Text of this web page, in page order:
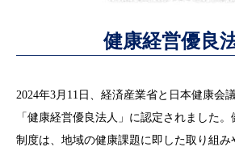
健康経営優良
2024年3月11日、経済産業省と日本健康会
「健康経営優良法人」に認定されました
制度は、地域の健康課題に即した取り組み